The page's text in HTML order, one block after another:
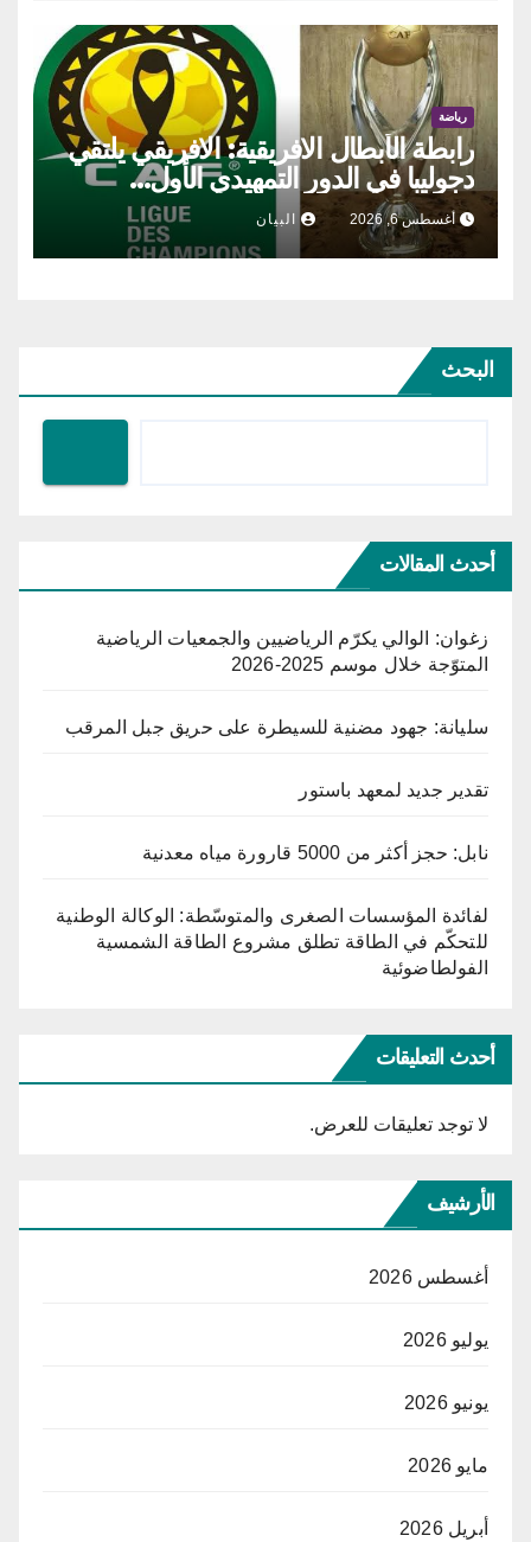
رياضة
رابطة الأبطال الافريقية: الافريقي يلتقي
دجوليبا في الدور التمهيدي الأول…
أغسطس 6, 2026 البيان
البحث
أحدث المقالات
زغوان: الوالي يكرّم الرياضيين والجمعيات الرياضية
المتوّجة خلال موسم 2025-2026
سليانة: جهود مضنية للسيطرة على حريق جبل المرقب
تقدير جديد لمعهد باستور
نابل: حجز أكثر من 5000 قارورة مياه معدنية
لفائدة المؤسسات الصغرى والمتوسّطة: الوكالة الوطنية
للتحكّم في الطاقة تطلق مشروع الطاقة الشمسية
الفولطاضوئية
أحدث التعليقات
لا توجد تعليقات للعرض.
الأرشيف
أغسطس 2026
يوليو 2026
يونيو 2026
مايو 2026
أبريل 2026